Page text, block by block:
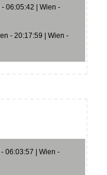
06:05:42 | Wien -
- 20:17:59 | Wien -
06:03:57 | Wien -